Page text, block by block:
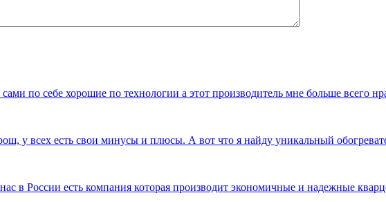
по себе хорошие по технологии а этот производитель мне больше всего
у всех есть свои минусы и плюсы. А вот что я найду уникальный
в России есть компания которая производит экономичные и надежные